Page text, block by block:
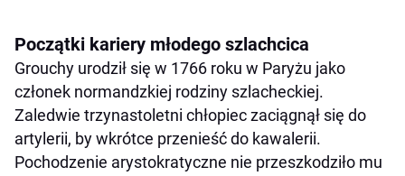
Początki kariery młodego szlachcica
Grouchy urodził się w 1766 roku w Paryżu jako
członek normandzkiej rodziny szlacheckiej.
Zaledwie trzynastoletni chłopiec zaciągnął się do
artylerii, by wkrótce przenieść do kawalerii.
Pochodzenie arystokratyczne nie przeszkodziło mu